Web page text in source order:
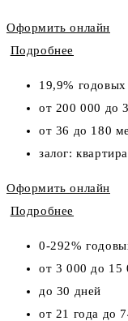
Оформить онлайн
Подробнее
19,9% годовых
от 200 000 до
от 36 до 180
залог:
Оформить онлайн
Подробнее
0-292%
от 3 000 до 15
до 30 дней
от 21 года до